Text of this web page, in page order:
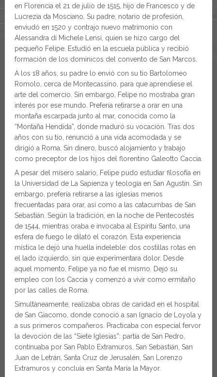
en Florencia el 21 de julio de 1515, hijo de Francesco y de
Lucrezia da Mosciano. Su padre, notario de profesión,
enviudó en 1520 y contrajo nuevo matrimonio con
Alessandra di Michele Lensi, quien se hizo cargo del
pequeño Felipe. Estudió en la escuela pública y recibió
formación de los dominicos del convento de San Marcos.
A los 18 años, su padre lo envió con su tío Bartolomeo
Romolo, cerca de Montecassino, para que aprendiese el
arte del comercio. Sin embargo, Felipe no mostraba gran
interés por ese mundo. Prefería retirarse a orar en una
montaña escarpada junto al mar, conocida como la
“Montaña Hendida”, donde maduró su vocación. Tras dos
años con su tío, renunció a una vida acomodada y se
dirigió a Roma. Sin dinero, buscó alojamiento y trabajo
como preceptor de los hijos del florentino Galeotto Caccia.
A pesar del mísero salario, Felipe pudo estudiar filosofía en
la Universidad de La Sapienza y teología en San Agustín. Sin
embargo, prefería retirarse a las iglesias menos
frecuentadas para orar, así como a las catacumbas de San
Sebastián. Según la tradición, en la noche de Pentecostés
de 1544, mientras oraba e invocaba al Espíritu Santo, una
esfera de fuego le dilató el corazón. Esta experiencia
mística le dejó una huella indeleble: dos costillas rotas en
el lado izquierdo, sin que experimentara dolor. Desde
aquel momento, Felipe ya no fue el mismo. Dejó su
empleo con los Caccia y comenzó a vivir como ermitaño
por las calles de Roma.
Simultáneamente, realizaba obras de caridad en el hospital
de San Giacomo, donde conoció a san Ignacio de Loyola y
a sus primeros compañeros. Practicaba con especial fervor
la devoción de las “Siete Iglesias”: partía de San Pedro,
continuaba por San Pablo Extramuros, San Sebastián, San
Juan de Letrán, Santa Cruz de Jerusalén, San Lorenzo
Extramuros y concluía en Santa María la Mayor.